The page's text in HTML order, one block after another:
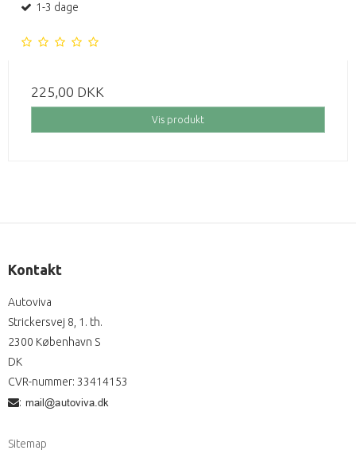
1-3 dage
225,00 DKK
Vis produkt
Kontakt
Autoviva
Strickersvej 8, 1. th.
2300 København S
DK
CVR-nummer: 33414153
:
Sitemap